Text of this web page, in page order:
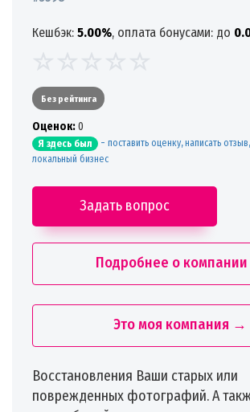
Кешбэк: 5.00%, оплата бонусами: до
Без рейтинга
Oценок:0
Я здесь был - поставить оценку, написать
локальный бизнес
Задать вопрос
Подробнее о
Это моя компания →
Восстановления Ваши старых или
поврежденных фотографий. А